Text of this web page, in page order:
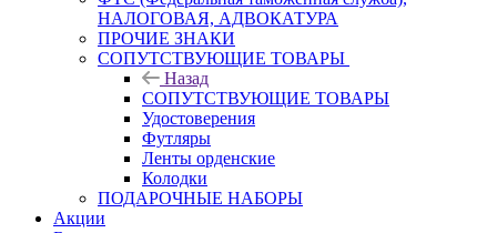
НАЛОГОВАЯ, АДВОКАТУРА
ПРОЧИЕ ЗНАКИ
СОПУТСТВУЮЩИЕ ТОВАРЫ
Назад
СОПУТСТВУЮЩИЕ ТОВАРЫ
Удостоверения
Футляры
Ленты орденские
Колодки
ПОДАРОЧНЫЕ НАБОРЫ
Акции